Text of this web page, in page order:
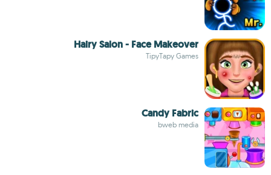
Hairy Salon - Face Makeover
TipyTapy Games
Candy Fabric
bweb media